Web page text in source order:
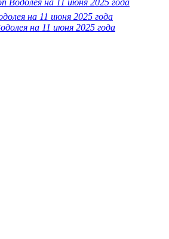
Водолея на 11 июня 2025 года
на 11 июня 2025 года
на 11 июня 2025 года